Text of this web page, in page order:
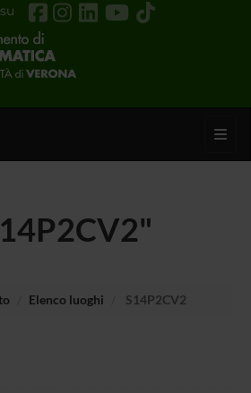
Elenco luoghi S14P2CV2